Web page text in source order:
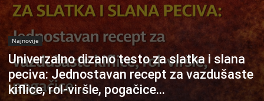
Najnovije
Univerzalno dizano testo za slatka i slana
peciva: Jednostavan recept za vazdušaste
kiflice, rol-viršle, pogačice…